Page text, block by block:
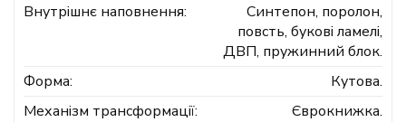
Внутрішнє наповнення:
Синтепон, поролон,
повсть, букові ламелі,
ДВП, пружинний блок.
Форма:
Кутова.
Механізм трансформації:
Єврокнижка.